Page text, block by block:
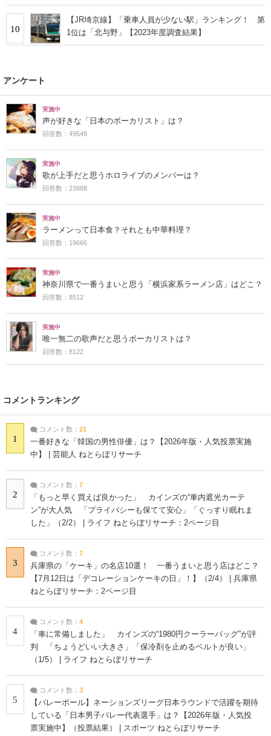
10
【JR埼京線】「乗車人員が少ない駅」ランキング！ 第
1位は「北与野」【2023年度調査結果】
アンケート
実施中
声が好きな「日本のボーカリスト」は？
回答数：49548
実施中
歌が上手だと思うホロライブのメンバーは？
回答数：23888
実施中
ラーメンって日本食？それとも中華料理？
回答数：19666
実施中
神奈川県で一番うまいと思う「横浜家系ラーメン店」はどこ？
回答数：8512
実施中
唯一無二の歌声だと思うボーカリストは？
回答数：8122
コメントランキング
1
コメント数： 21
一番好きな「韓国の男性俳優」は？【2026年版・人気投票実施
中】 | 芸能人 ねとらぼリサーチ
2
コメント数： 7
「もっと早く買えば良かった」 カインズの“車内遮光カーテ
ン”が大人気 「プライバシーも保てて安心」「ぐっすり眠れま
した」（2/2） | ライフ ねとらぼリサーチ：2ページ目
3
コメント数： 7
兵庫県の「ケーキ」の名店10選！ 一番うまいと思う店はどこ？
【7月12日は「デコレーションケーキの日」！】（2/4） | 兵庫県
ねとらぼリサーチ：2ページ目
4
コメント数： 4
「車に常備しました」 カインズの“1980円クーラーバッグ”が評
判 「ちょうどいい大きさ」「保冷剤を止めるベルトが良い」
（1/5） | ライフ ねとらぼリサーチ
5
コメント数： 3
【バレーボール】ネーションズリーグ日本ラウンドで活躍を期待
している「日本男子バレー代表選手」は？【2026年版・人気投
票実施中】（投票結果） | スポーツ ねとらぼリサーチ